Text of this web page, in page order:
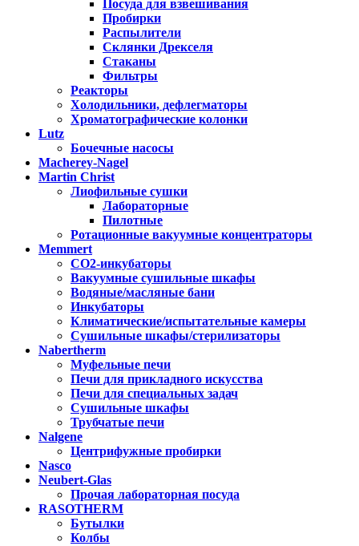
Посуда для взвешивания
Пробирки
Распылители
Склянки Дрекселя
Стаканы
Фильтры
Реакторы
Холодильники, дефлегматоры
Хроматографические колонки
Lutz
Бочечные насосы
Macherey-Nagel
Martin Christ
Лиофильные сушки
Лабораторные
Пилотные
Ротационные вакуумные концентраторы
Memmert
CO2-инкубаторы
Вакуумные сушильные шкафы
Водяные/масляные бани
Инкубаторы
Климатические/испытательные камеры
Сушильные шкафы/стерилизаторы
Nabertherm
Муфельные печи
Печи для прикладного искусства
Печи для специальных задач
Сушильные шкафы
Трубчатые печи
Nalgene
Центрифужные пробирки
Nasco
Neubert-Glas
Прочая лабораторная посуда
RASOTHERM
Бутылки
Колбы